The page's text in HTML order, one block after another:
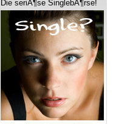
Die seriÃ¶se SinglebÃ¶rse!